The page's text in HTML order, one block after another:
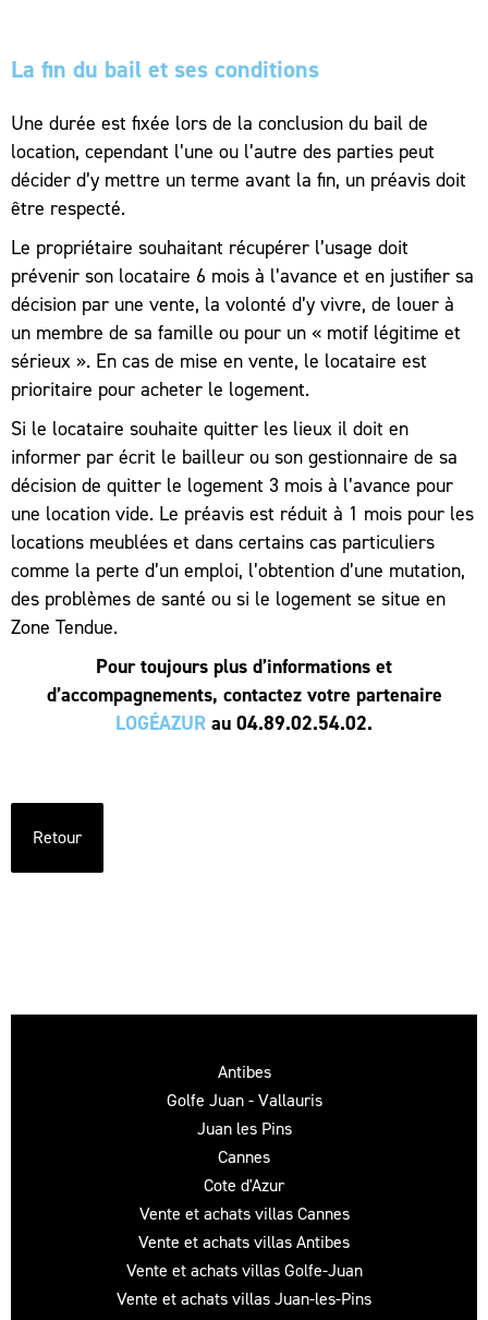
La fin du bail et ses conditions
Une durée est fixée lors de la conclusion du bail de
location, cependant l’une ou l’autre des parties peut
décider d’y mettre un terme avant la fin, un préavis doit
être respecté.
Le propriétaire souhaitant récupérer l’usage doit
prévenir son locataire 6 mois à l’avance et en justifier sa
décision par une vente, la volonté d’y vivre, de louer à
un membre de sa famille ou pour un « motif légitime et
sérieux ». En cas de mise en vente, le locataire est
prioritaire pour acheter le logement.
Si le locataire souhaite quitter les lieux il doit en
informer par écrit le bailleur ou son gestionnaire de sa
décision de quitter le logement 3 mois à l’avance pour
une location vide. Le préavis est réduit à 1 mois pour les
locations meublées et dans certains cas particuliers
comme la perte d’un emploi, l’obtention d’une mutation,
des problèmes de santé ou si le logement se situe en
Zone Tendue.
Pour toujours plus d’informations et
d’accompagnements, contactez votre partenaire
LOGÉAZUR au 04.89.02.54.02.
Retour
Antibes
Golfe Juan - Vallauris
Juan les Pins
Cannes
Cote d'Azur
Vente et achats villas Cannes
Vente et achats villas Antibes
Vente et achats villas Golfe-Juan
Vente et achats villas Juan-les-Pins